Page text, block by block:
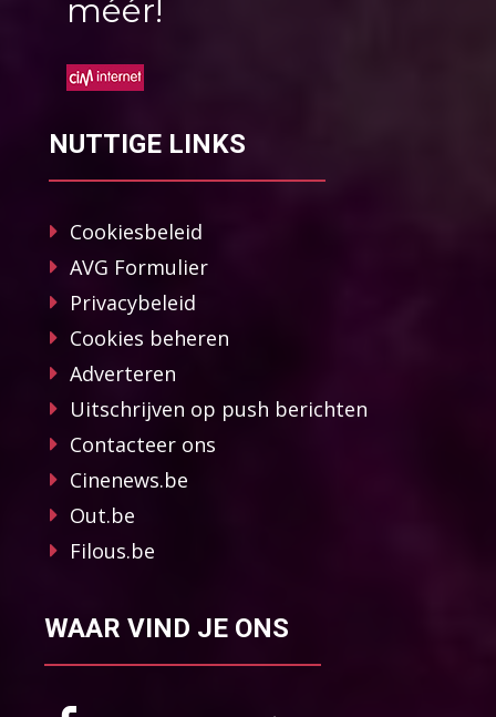
méér!
NUTTIGE LINKS
Cookiesbeleid
AVG Formulier
Privacybeleid
Cookies beheren
Adverteren
Uitschrijven op push berichten
Contacteer ons
Cinenews.be
Out.be
Filous.be
WAAR VIND JE ONS